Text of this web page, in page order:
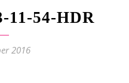
11-54-HDR
2016